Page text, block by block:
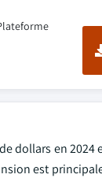
dollars en 2024
est